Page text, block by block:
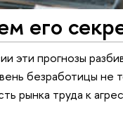
его
эти прогнозы
безработицы не
рынка труда к